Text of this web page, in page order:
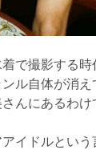
で撮影する
ル自体が消
んにあるわけ
イドルとい